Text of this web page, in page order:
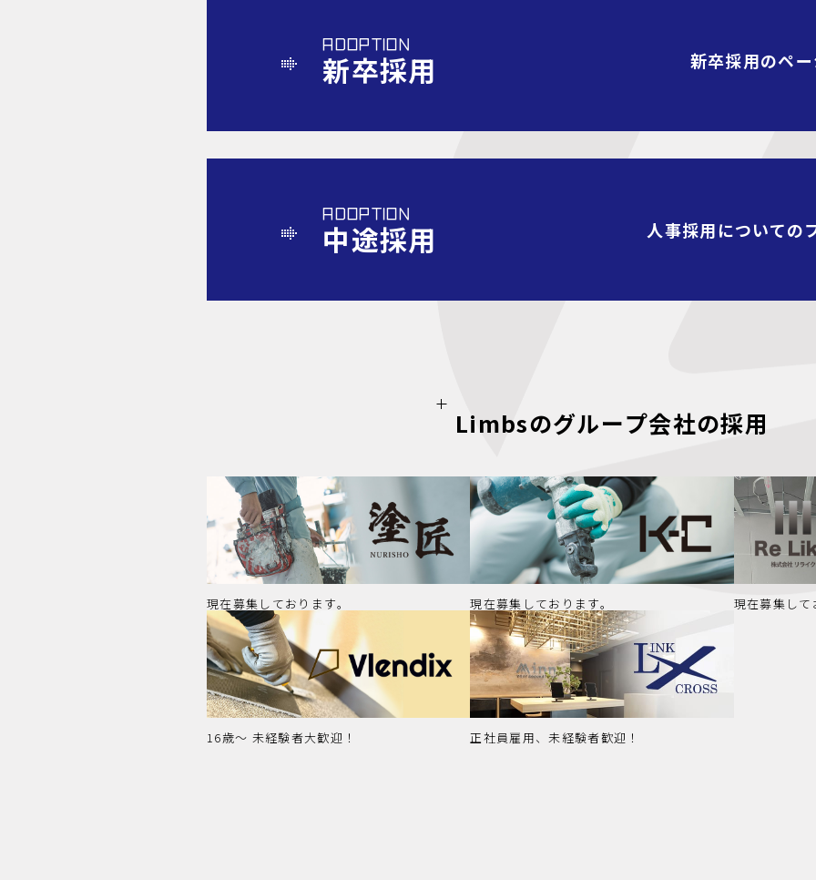
ADOPTION
新卒採用 新卒採用のペ
ADOPTION
中途採用 人事採用についての
Limbsのグループ会社の採用
現在募集しております。 現在募集しております。 現在募集して
16歳～ 未経験者大歓迎！ 正社員雇用、未経験者歓迎！